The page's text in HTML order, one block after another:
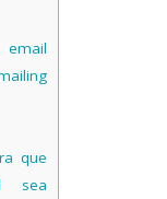
que
sea